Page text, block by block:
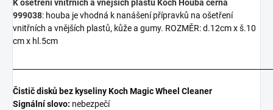
K ošetření vnitřních a vnějších plastů Koch Houba černá
999038: houba je vhodná k nanášení přípravků na ošetření
vnitřních a vnějších plastů, kůže a gumy. ROZMĚR: d.12cm x š.10
cm x hl.5cm
Čistič disků bez kyseliny Koch Magic Wheel Cleaner
Signální slovo: nebezpečí